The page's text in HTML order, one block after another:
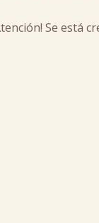
Se está